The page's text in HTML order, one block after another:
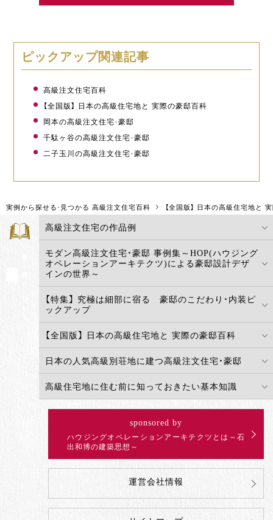
ピックアップ関連記事
高級注文住宅百科
【全国版】 日本の高級住宅地と 実際の豪邸百科
岡本の高級注文住宅・豪邸
千駄ヶ谷の高級注文住宅・豪邸
二子玉川の高級注文住宅・豪邸
実例から探せる・見つかる 高級注文住宅百科 【全国版】 日本の高級住宅地と
高級注文住宅の作品例
モダン高級注文住宅・豪邸 事例集～HOP(ハウジング
オペレーションアーキテクツ)による豪邸設計デザ
インの世界～
【特集】 究極は細部に宿る 豪邸のこだわり・内装ピ
ックアップ
【全国版】 日本の高級住宅地と 実際の豪邸百科
日本の人気高級別荘地に建つ高級注文住宅・豪邸
高級住宅地に住む前に知っておきたい基本知識
sponsored by
ハウジングオペレーションアーキテクツとは～石
出和博の建築思想～
運営会社情報